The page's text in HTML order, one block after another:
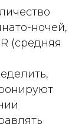
ночей,
(средняя